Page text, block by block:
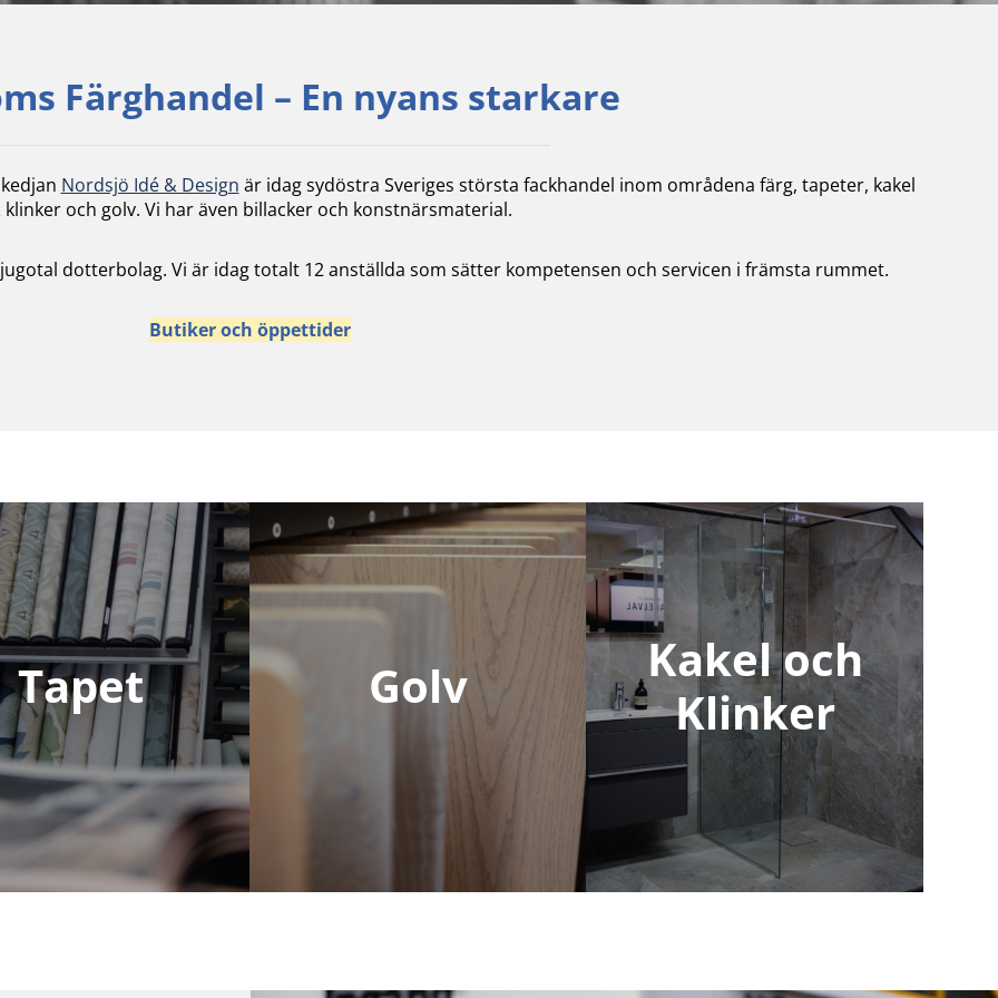
Färghandel – En nyans starkare
Nordsjö Idé & Design är idag sydöstra Sveriges största fackhandel inom områdena färg, tapeter, kakel
klinker och golv. Vi har även billacker och konstnärsmaterial.
dotterbolag. Vi är idag totalt 12 anställda som sätter kompetensen och servicen i främsta rummet.
Butiker och öppettider
Tapet Golv
Kakel och
Klinker